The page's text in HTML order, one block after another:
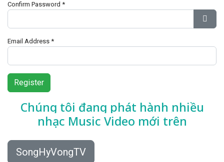
Confirm Password *
Email Address *
Register
Chúng tôi đang phát hành nhiều
nhạc Music Video mới trên
SongHyVongTV